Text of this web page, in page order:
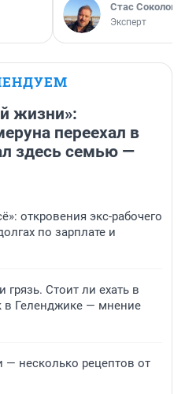
Стас Соколов
Эксперт
жизни»:
переехал в
здесь семью —
откровения экс-рабочего
по зарплате и
Стоит ли ехать в
Геленджике — мнение
— несколько рецептов от